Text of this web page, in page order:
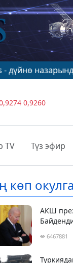
0,9260
TV Түз эфир
көп
АКШ
6467881